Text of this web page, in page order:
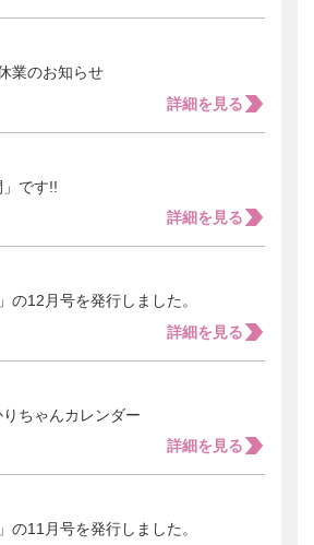
業のお知らせ
詳細を見る
です!!
詳細を見る
の12月号を発行しました。
詳細を見る
ちゃんカレンダー
詳細を見る
の11月号を発行しました。